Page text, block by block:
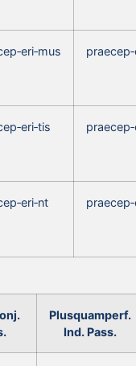
Plusquamperf.
Ind. Pass.